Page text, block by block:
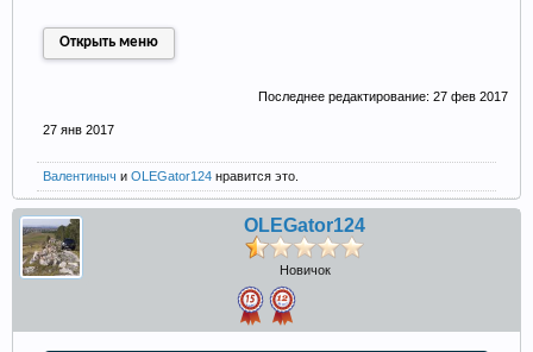
Открыть меню
Последнее редактирование: 27 фев 2017
27 янв 2017
Валентиныч и OLEGator124 нравится это.
OLEGator124
Новичок